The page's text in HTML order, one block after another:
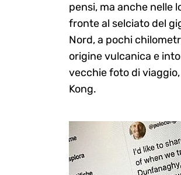
pensi, ma anche nelle
fronte al selciato del
Nord, a pochi
origine vulcanica e
vecchie foto di
Kong.
for: